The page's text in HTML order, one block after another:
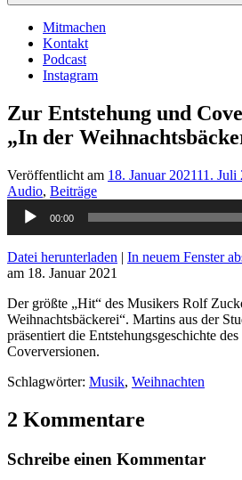
Mitmachen
Kontakt
Podcast
Instagram
Zur Entstehung und
„In der
Veröffentlicht am 18. Januar 202111. Juli
Audio, Beiträge
Audio-
Player
00:00
Datei herunterladen | In neuem Fenster
am 18. Januar 2021
Der größte „Hit“ des Musikers Rolf
Weihnachtsbäckerei“. Martins aus der
präsentiert die Entstehungsgeschichte
Coverversionen.
Schlagwörter: Musik, Weihnachten
2 Kommentare
Schreibe einen Kommentar